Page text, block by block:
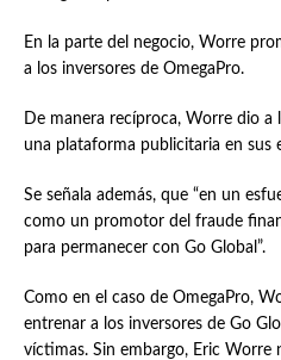
En la parte del negocio, Worre
a los inversores de OmegaPro.
De manera recíproca, Worre dio a
una plataforma publicitaria en sus
Se señala además, que “en un
como un promotor del fraude
para permanecer con Go Global”.
Como en el caso de OmegaPro,
entrenar a los inversores de Go
víctimas. Sin embargo, Eric